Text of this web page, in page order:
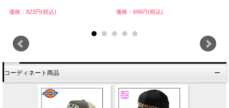
価格：823円(税込) 価格：696円(税込)
コーディネート商品